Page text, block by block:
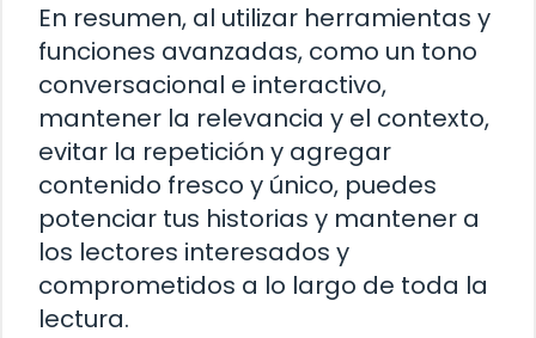
En resumen, al utilizar herramientas y
funciones avanzadas, como un tono
conversacional e interactivo,
mantener la relevancia y el contexto,
evitar la repetición y agregar
contenido fresco y único, puedes
potenciar tus historias y mantener a
los lectores interesados y
comprometidos a lo largo de toda la
lectura.